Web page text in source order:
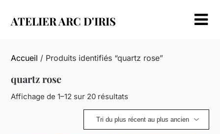
ATELIER ARC D'IRIS
Accueil / Produits identifiés “quartz rose”
quartz rose
Affichage de 1–12 sur 20 résultatsTrié
plus
récent